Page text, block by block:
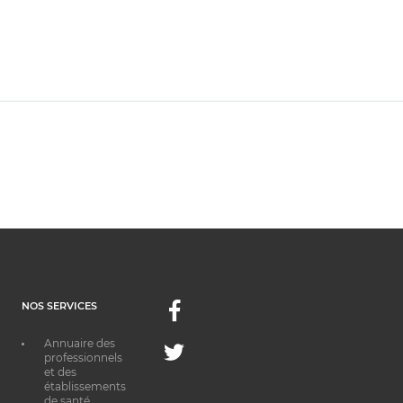
NOS SERVICES
Annuaire des
professionnels
et des
établissements
Facebook
Twitter